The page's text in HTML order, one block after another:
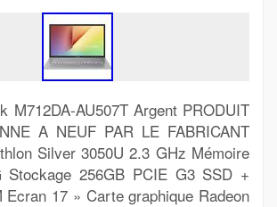
M712DA-AU507T Argent PRODUIT
A NEUF PAR LE FABRICANT
Silver 3050U 2.3 GHz Mémoire
Stockage 256GB PCIE G3 SSD +
Ecran 17 » Carte graphique Radeon